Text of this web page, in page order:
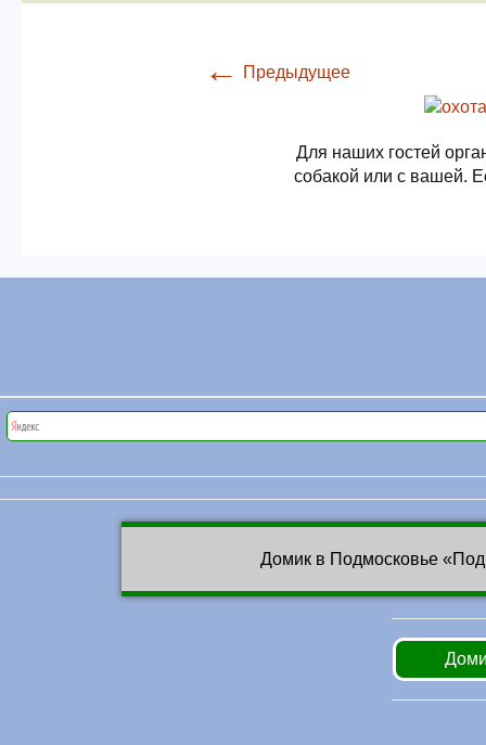
← Предыдущее
Для наших гостей
собакой или с вашей.
Домик в Подмосковье